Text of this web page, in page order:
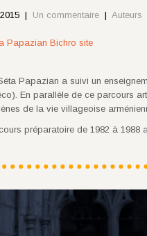
| Un commentaire | Auteurs
Papazian a suivi un
En parallèle de ce parcours
de la vie villageoise
préparatoire de 1982 à